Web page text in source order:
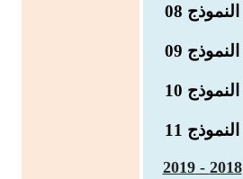
دفاتر استاذ التعليم الابتدائي
المسابقات المهنية
البحوث الجاهزة
بحوث اللغة العربية
النموذج 08
النموذج 09
النموذج 10
النموذج 11
2018 - 2019